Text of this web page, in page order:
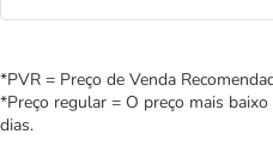
*PVR = Preço de Venda
*Preço regular = O preço mais
dias.